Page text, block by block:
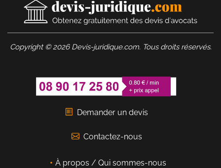
Copyright © 2026 Devis-juridique.com. Tous droits réservés.
Demander un devis
Contactez-nous
À propos / Qui sommes-nous